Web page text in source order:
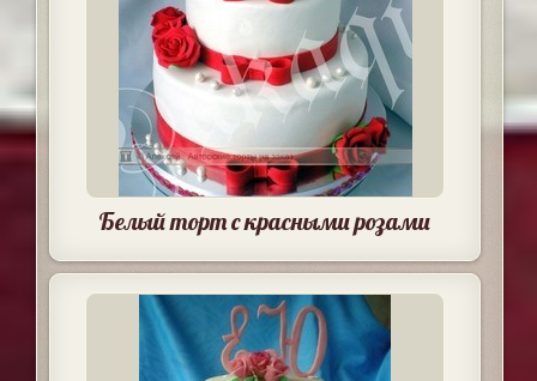
Белый торт с красными розами